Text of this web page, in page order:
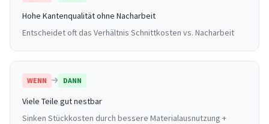
Hohe Kantenqualität ohne Nacharbeit
Entscheidet oft das Verhältnis Schnittkosten vs. Nacharbeit
WENN DANN
Viele Teile gut nestbar
Sinken Stückkosten durch bessere Materialausnutzung +